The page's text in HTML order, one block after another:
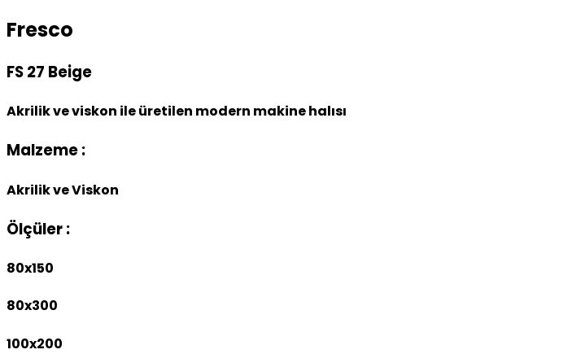
Fresco
FS 27 Beige
Akrilik ve viskon ile üretilen modern makine halısı
Malzeme :
Akrilik ve Viskon
Ölçüler :
80x150
80x300
100x200